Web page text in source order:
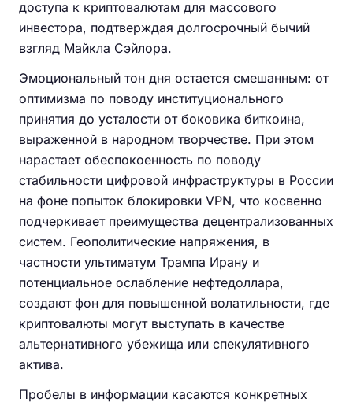
доступа к криптовалютам для массового
инвестора, подтверждая долгосрочный бычий
взгляд Майкла Сэйлора.
Эмоциональный тон дня остается смешанным: от
оптимизма по поводу институционального
принятия до усталости от боковика биткоина,
выраженной в народном творчестве. При этом
нарастает обеспокоенность по поводу
стабильности цифровой инфраструктуры в России
на фоне попыток блокировки VPN, что косвенно
подчеркивает преимущества децентрализованных
систем. Геополитические напряжения, в
частности ультиматум Трампа Ирану и
потенциальное ослабление нефтедоллара,
создают фон для повышенной волатильности, где
криптовалюты могут выступать в качестве
альтернативного убежища или спекулятивного
актива.
Пробелы в информации касаются конкретных